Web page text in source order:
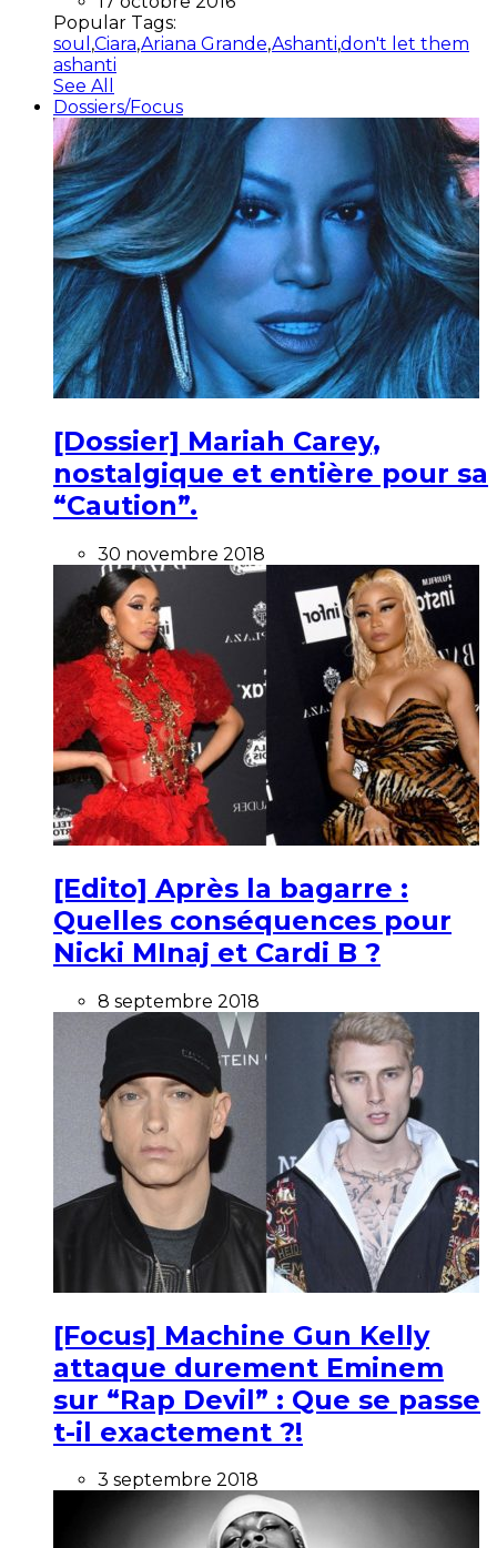
Popular Tags:
soul ,Ciara,Ariana Grande,Ashanti,don't let them
ashanti
See All
Dossiers/Focus
[Dossier] Mariah Carey,
nostalgique et entière pour sa
“Caution”.
30 novembre 2018
[Edito] Après la bagarre :
Quelles conséquences pour
Nicki MInaj et Cardi B ?
8 septembre 2018
[Focus] Machine Gun Kelly
attaque durement Eminem
sur “Rap Devil” : Que se passe
t-il exactement ?!
3 septembre 2018